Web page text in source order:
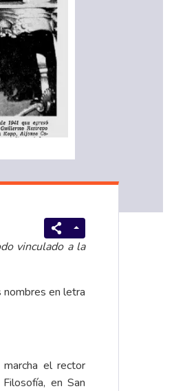
vinculado a la
nombres en letra
el rector
en San